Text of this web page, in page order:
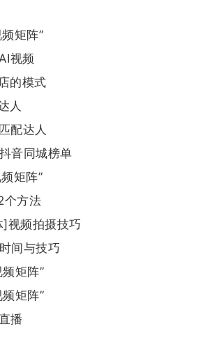
矩阵”
视频
的模式
人
配达人
音同城榜单
矩阵”
个方法
视频拍摄技巧
间与技巧
矩阵”
矩阵”
播